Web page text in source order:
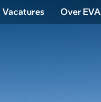
Vacatures Over EVA